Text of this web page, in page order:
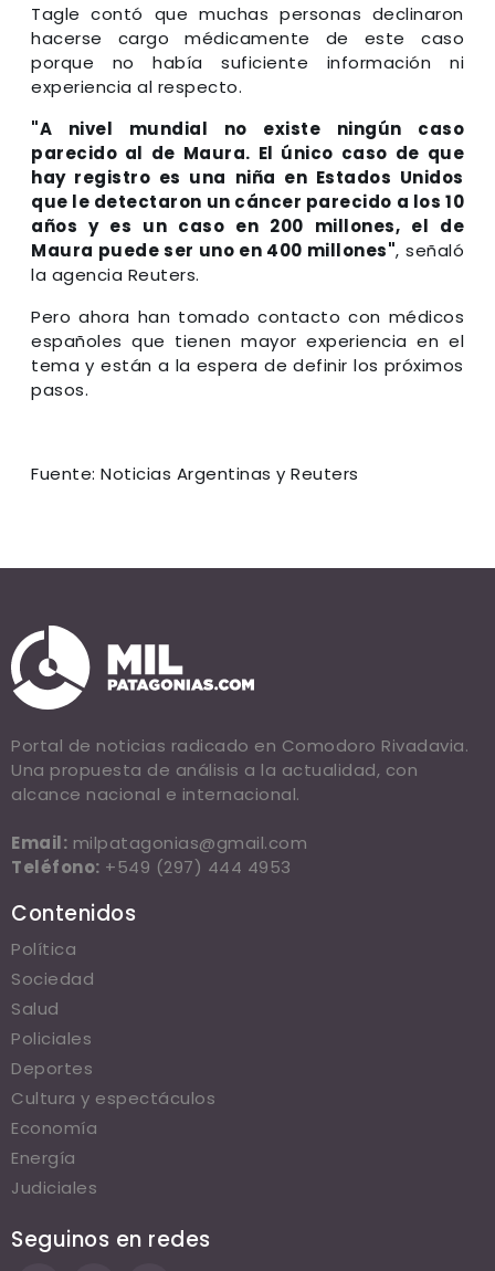
Tagle contó que muchas personas declinaron
hacerse cargo médicamente de este caso
porque no había suficiente información ni
experiencia al respecto.
"A nivel mundial no existe ningún caso
parecido al de Maura. El único caso de que
hay registro es una niña en Estados Unidos
que le detectaron un cáncer parecido a los 10
años y es un caso en 200 millones, el de
Maura puede ser uno en 400 millones", señaló
la agencia Reuters.
Pero ahora han tomado contacto con médicos
españoles que tienen mayor experiencia en el
tema y están a la espera de definir los próximos
pasos.
Fuente: Noticias Argentinas y Reuters
Portal de noticias radicado en Comodoro Rivadavia.
Una propuesta de análisis a la actualidad, con
alcance nacional e internacional.
Email: milpatagonias@gmail.com
Teléfono: +549 (297) 444 4953
Contenidos
Política
Sociedad
Salud
Policiales
Deportes
Cultura y espectáculos
Economía
Energía
Judiciales
Seguinos en redes